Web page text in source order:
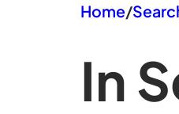
Home/
In